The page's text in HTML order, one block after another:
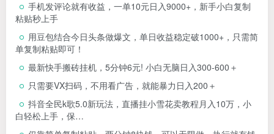
手机发评论就有收益，一单10元日入9000+，新手小白复制
粘贴秒上手
用豆包结合今日头条做爆文，单日收益稳定破1000+，只需简
单复制粘贴即可！
最新快手搬砖挂机，5分钟6元! 小白无脑日入300-600＋
只需要VX扫码，不用看广告，就能暴力日入200＋
抖音全民k歌5.0新玩法，直播挂小雪花卖教程月入10万，小
白轻松上手，保…